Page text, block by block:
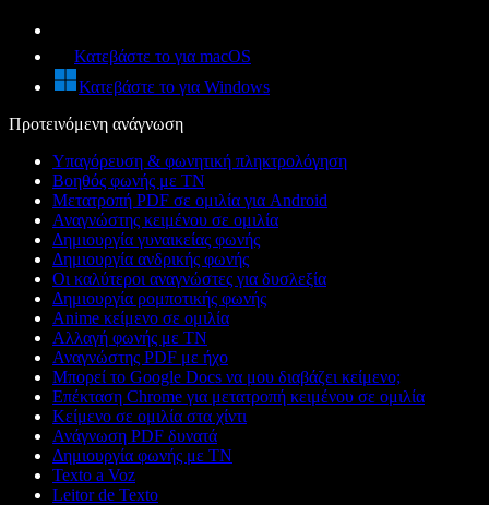
Κατεβάστε το για macOS
Κατεβάστε το για Windows
Προτεινόμενη ανάγνωση
Υπαγόρευση & φωνητική πληκτρολόγηση
Βοηθός φωνής με ΤΝ
Μετατροπή PDF σε ομιλία για Android
Αναγνώστης κειμένου σε ομιλία
Δημιουργία γυναικείας φωνής
Δημιουργία ανδρικής φωνής
Οι καλύτεροι αναγνώστες για δυσλεξία
Δημιουργία ρομποτικής φωνής
Anime κείμενο σε ομιλία
Αλλαγή φωνής με ΤΝ
Αναγνώστης PDF με ήχο
Μπορεί το Google Docs να μου διαβάζει κείμενο;
Επέκταση Chrome για μετατροπή κειμένου σε ομιλία
Κείμενο σε ομιλία στα χίντι
Ανάγνωση PDF δυνατά
Δημιουργία φωνής με ΤΝ
Texto a Voz
Leitor de Texto